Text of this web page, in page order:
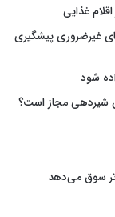
غذایی
غیرضروری پیشگیری
شود
شیردهی مجاز است؟
سوق می‌دهد